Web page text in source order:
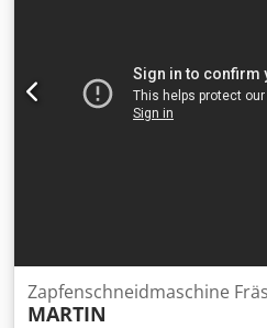
höhenverstellbare Tische –
Nettopreis: 16.900 PLN
berechnet zum Kurs 4,2 PLN/
Zapfenschneidmaschine
MARTIN